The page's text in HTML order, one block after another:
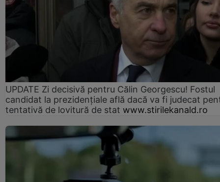
UPDATE Zi decisivă pentru Călin Georgescu! Fostul
candidat la prezidențiale află dacă va fi judecat
tentativă de lovitură de stat www.stirilekanald.ro